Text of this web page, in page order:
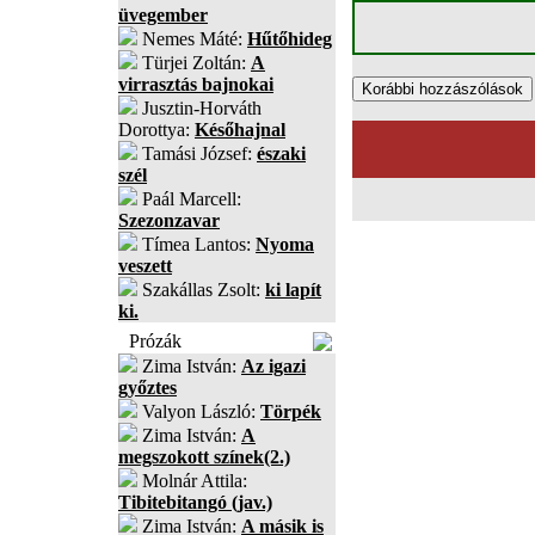
üvegember
Nemes Máté: Hűtőhideg
Türjei Zoltán: A
virrasztás bajnokai
Jusztin-Horváth
Dorottya: Későhajnal
Tamási József: északi
szél
Paál Marcell:
Szezonzavar
Tímea Lantos: Nyoma
veszett
Szakállas Zsolt: ki lapít
ki.
Prózák
Zima István: Az igazi
győztes
Valyon László: Törpék
Zima István: A
megszokott színek(2.)
Molnár Attila:
Tibitebitangó (jav.)
Zima István: A másik is